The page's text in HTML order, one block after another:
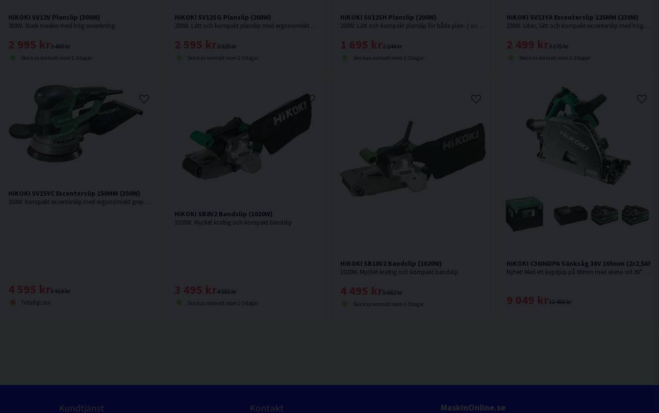
HiKOKI SV12V Planslip (300W)
300W. Stark maskin med hög avverkning
3 400 kr
2 995 kr
Skickas normalt inom 1-3 dagar
HiKOKI SV12SG Planslip (200W)
200W. Lätt och kompakt planslip med ergonomiskt gummibelagt enhandsgrepp.
3 025 kr
2 595 kr
Skickas normalt inom 1-3 dagar
HiKOKI SV12SH Planslip (200W)
200W. Lätt och kompakt planslip för både plan- / och hörnslipning.
2 244 kr
1 695 kr
Skickas normalt inom 1-3 dagar
HiKOKI SV13YA Excenterslip 125MM (230W)
230W. Liten, lätt och kompakt excenterslip med hög slip-/putseffekt
3 175 kr
2 499 kr
Skickas normalt inom 1-3 dagar
HiKOKI SV15YC Excenterslip 150MM (350W)
350W. Kompakt excenterslip med ergonomiskt grepp (Softgrip)
5 919 kr
4 595 kr
Tillfälligt slut
HiKOKI SB8V2 Bandslip (1020W)
1020W. Mycket kraftig och kompakt bandslip
4 582 kr
3 495 kr
Skickas normalt inom 1-3 dagar
HiKOKI SB10V2 Bandslip (1020W)
1020W. Mycket kraftig och kompakt bandslip
5 882 kr
4 495 kr
Skickas normalt inom 1-3 dagar
HiKOKI C3606DPA Sänksåg 36V 165mm (2x2,5Ah)
Nyhet! Med ett kapdjup på 66mm med skena vid 90° är denna sänksåg från HiKOKI Powertools väl värd en plats i maskinparken.
12 488 kr
9 049 kr
Kundtjänst Kontakt MaskinOnline.se